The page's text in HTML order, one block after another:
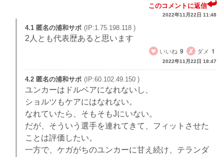
このコメントに返信
2022年11月22日 11:48
4.1 匿名の浦和サポ (IP:1.75.198.118 )
2人とも代表歴あると思います
いいね 9 ダメ 1
2022年11月22日 18:47
4.2 匿名の浦和サポ (IP:60.102.49.150 )
ユンカーはドルベアになれないし、
ショルツもケアにはなれない。
なれていたら、そもそもJにいない。
だが、そういう選手を連れてきて、フィットさせた
ことは評価したい。
一方で、ケガがちのユンカーに甘え続け、テランダ